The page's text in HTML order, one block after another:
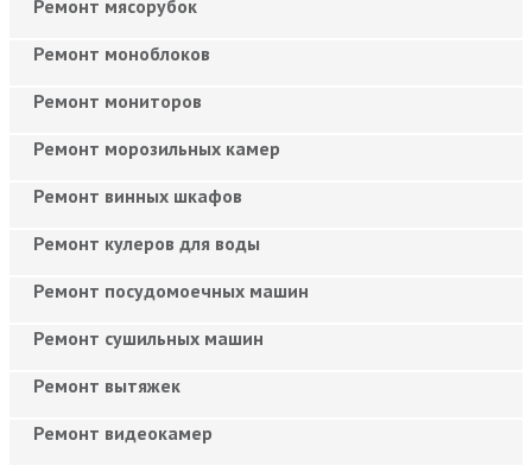
Ремонт мясорубок
Ремонт моноблоков
Ремонт мониторов
Ремонт морозильных камер
Ремонт винных шкафов
Ремонт кулеров для воды
Ремонт посудомоечных машин
Ремонт сушильных машин
Ремонт вытяжек
Ремонт видеокамер